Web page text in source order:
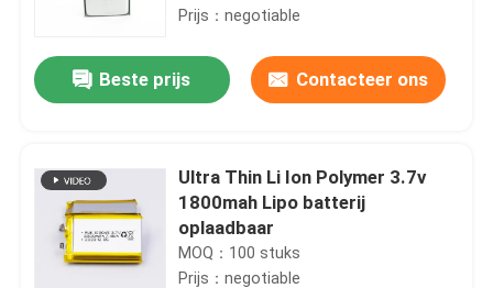
Prijs：negotiable
Beste prijs Contacteer ons
Ultra Thin Li Ion Polymer 3.7v
1800mah Lipo batterij
oplaadbaar
MOQ：100 stuks
Prijs：negotiable